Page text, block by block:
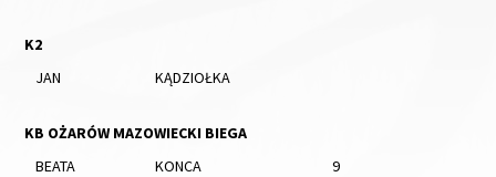
K2
JAN
KĄDZIOŁKA
KB OŻARÓW MAZOWIECKI BIEGA
BEATA
KONCA 9